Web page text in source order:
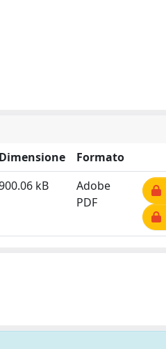
Dimensione
Formato
kB
Adobe
PDF